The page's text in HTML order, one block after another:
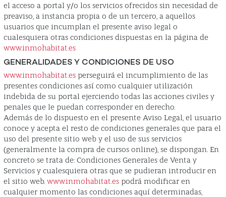
el acceso a portal y/o los servicios ofrecidos sin necesidad de
preaviso, a instancia propia o de un tercero, a aquellos
usuarios que incumplan el presente aviso legal o
cualesquiera otras condiciones dispuestas en la página de
www.inmohabitat.es
GENERALIDADES Y CONDICIONES DE USO
www.inmohabitat.esperseguirá el incumplimiento de las
presentes condiciones así como cualquier utilización
indebida de su portal ejerciendo todas las acciones civiles y
penales que le puedan corresponder en derecho.
Además de lo dispuesto en el presente Aviso Legal, el usuario
conoce y acepta el resto de condiciones generales que para el
uso del presente sitio web y el uso de sus servicios
(generalmente la compra de cursos online), se dispongan. En
concreto se trata de: Condiciones Generales de Venta y
Servicios y cualesquiera otras que se pudieran introducir en
el sitio web. www.inmohabitat.espodrá modificar en
cualquier momento las condiciones aquí determinadas,